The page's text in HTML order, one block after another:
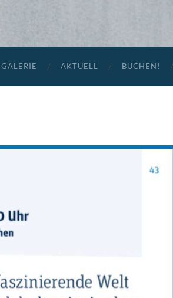
GALERIE AKTUELL BUCHEN!